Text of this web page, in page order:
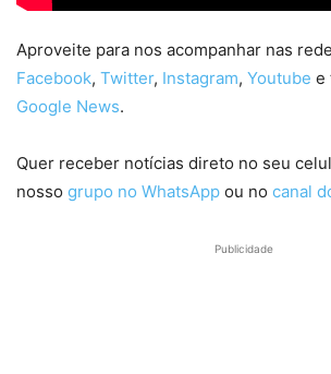
Aproveite para nos acompanhar nas
Facebook, Twitter, Instagram, Youtube e
Google News.
Quer receber notícias direto no seu
nosso grupo no WhatsApp ou no canal
Publicidade